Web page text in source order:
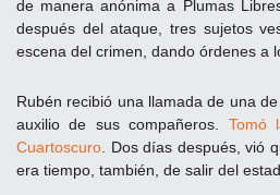
de manera anónima a Plumas
después del ataque, tres sujetos
escena del crimen, dando órdenes a
Rubén recibió una llamada de una
auxilio de sus compañeros. Tomó
Cuartoscuro . Dos días después, vió
era tiempo, también, de salir del